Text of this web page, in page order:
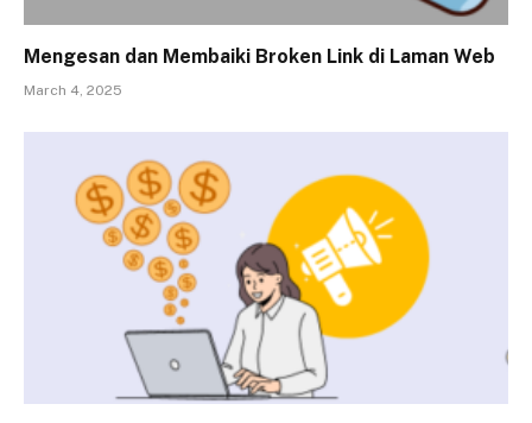
Mengesan dan Membaiki Broken Link di Laman Web
March 4, 2025